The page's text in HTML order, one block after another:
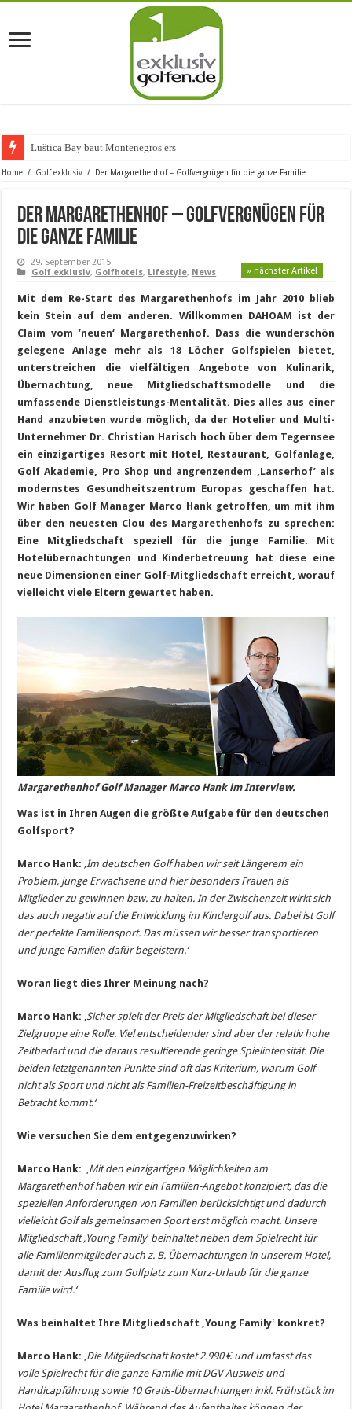
Luštica Bay baut Montenegros erste Golf-Comm
Home / Golf exklusiv / Der Margarethenhof – Golfvergnügen für die ganze Familie
Der Margarethenhof – Golfvergnügen für
die ganze Familie
29. September 2015
Golf exklusiv, Golfhotels, Lifestyle, News » nächster Artikel
Mit dem Re-Start des Margarethenhofs im Jahr 2010 blieb
kein Stein auf dem anderen. Willkommen DAHOAM ist der
Claim vom ’neuen‘ Margarethenhof. Dass die wunderschön
gelegene Anlage mehr als 18 Löcher Golfspielen bietet,
unterstreichen die vielfältigen Angebote von Kulinarik,
Übernachtung, neue Mitgliedschaftsmodelle und die
umfassende Dienstleistungs-Mentalität. Dies alles aus einer
Hand anzubieten wurde möglich, da der Hotelier und Multi-
Unternehmer Dr. Christian Harisch hoch über dem Tegernsee
ein einzigartiges Resort mit Hotel, Restaurant, Golfanlage,
Golf Akademie, Pro Shop und angrenzendem ‚Lanserhof’ als
modernstes Gesundheitszentrum Europas geschaffen hat.
Wir haben Golf Manager Marco Hank getroffen, um mit ihm
über den neuesten Clou des Margarethenhofs zu sprechen:
Eine Mitgliedschaft speziell für die junge Familie. Mit
Hotelübernachtungen und Kinderbetreuung hat diese eine
neue Dimensionen einer Golf-Mitgliedschaft erreicht, worauf
vielleicht viele Eltern gewartet haben.
Margarethenhof Golf Manager Marco Hank im Interview.
Was ist in Ihren Augen die größte Aufgabe für den deutschen
Golfsport?
Marco Hank: ‚Im deutschen Golf haben wir seit Längerem ein
Problem, junge Erwachsene und hier besonders Frauen als
Mitglieder zu gewinnen bzw. zu halten. In der Zwischenzeit wirkt sich
das auch negativ auf die Entwicklung im Kindergolf aus. Dabei ist Golf
der perfekte Familiensport. Das müssen wir besser transportieren
und junge Familien dafür begeistern.‘
Woran liegt dies Ihrer Meinung nach?
Marco Hank: ‚Sicher spielt der Preis der Mitgliedschaft bei dieser
Zielgruppe eine Rolle. Viel entscheidender sind aber der relativ hohe
Zeitbedarf und die daraus resultierende geringe Spielintensität. Die
beiden letztgenannten Punkte sind oft das Kriterium, warum Golf
nicht als Sport und nicht als Familien-Freizeitbeschäftigung in
Betracht kommt.‘
Wie versuchen Sie dem entgegenzuwirken?
Marco Hank: ‚Mit den einzigartigen Möglichkeiten am
Margarethenhof haben wir ein Familien-Angebot konzipiert, das die
speziellen Anforderungen von Familien berücksichtigt und dadurch
vielleicht Golf als gemeinsamen Sport erst möglich macht. Unsere
Mitgliedschaft‚Young Family‛ beinhaltet neben dem Spielrecht für
alle Familienmitglieder auch z. B. Übernachtungen in unserem Hotel,
damit der Ausflug zum Golfplatz zum Kurz-Urlaub für die ganze
Familie wird.‘
Was beinhaltet Ihre Mitgliedschaft ‚Young Family‛ konkret?
Marco Hank: ‚Die Mitgliedschaft kostet 2.990 € und umfasst das
volle Spielrecht für die ganze Familie mit DGV-Ausweis und
Handicapführung sowie 10 Gratis-Übernachtungen inkl. Frühstück im